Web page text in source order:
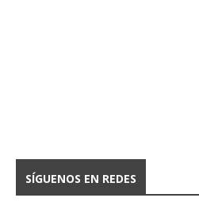
SÍGUENOS EN REDES